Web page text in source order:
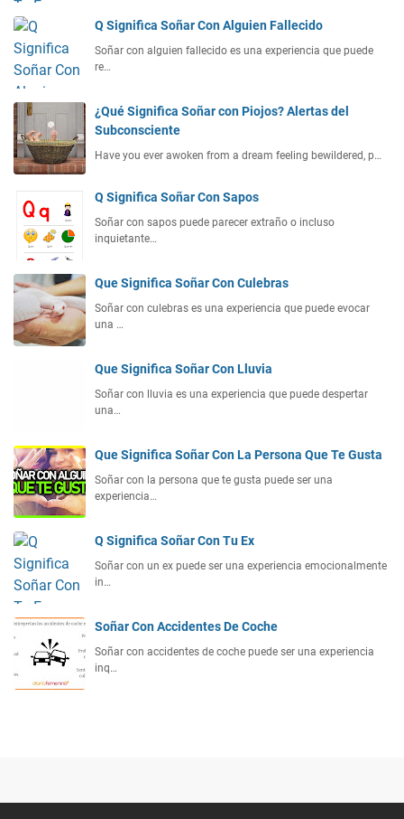
Q Significa Soñar Con Alguien Fallecido
Soñar con alguien fallecido es una experiencia que puede
re…
¿Qué Significa Soñar con Piojos? Alertas del
Subconsciente
Have you ever awoken from a dream feeling bewildered, p…
Q Significa Soñar Con Sapos
Soñar con sapos puede parecer extraño o incluso
inquietante…
Que Significa Soñar Con Culebras
Soñar con culebras es una experiencia que puede evocar
una …
Que Significa Soñar Con Lluvia
Soñar con lluvia es una experiencia que puede despertar
una…
Que Significa Soñar Con La Persona Que Te Gusta
Soñar con la persona que te gusta puede ser una
experiencia…
Q Significa Soñar Con Tu Ex
Soñar con un ex puede ser una experiencia emocionalmente
in…
Soñar Con Accidentes De Coche
Soñar con accidentes de coche puede ser una experiencia
inq…